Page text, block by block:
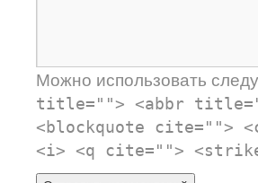
Можно использовать
title=""> <abbr
<blockquote cite="">
<i> <q cite="">